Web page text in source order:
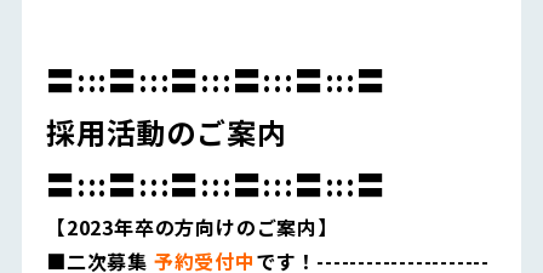
〓:::〓:::〓:::〓:::〓:::〓
採用活動のご案内
〓:::〓:::〓:::〓:::〓:::〓
【2023年卒の方向けのご案内】
■二次募集 予約受付中です！---------------------